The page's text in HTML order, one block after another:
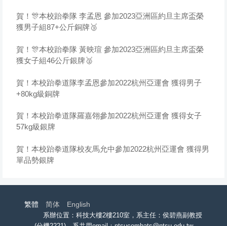
賀！🎊本校跆拳隊 李孟恩 參加2023亞洲區約旦主席盃榮
獲男子組87+公斤銅牌🥉
賀！🎊本校跆拳隊 黃映瑄 參加2023亞洲區約旦主席盃榮
獲女子組46公斤銀牌🥈
賀！本校跆拳道隊李孟恩參加2022杭州亞運會 獲得男子
+80kg級銅牌
賀！本校跆拳道隊羅嘉翎參加2022杭州亞運會 獲得女子
57kg級銀牌
賀！本校跆拳道隊校友馬允中參加2022杭州亞運會 獲得男
單品勢銀牌
繁體 简体 English
系辦位置：科技大樓2樓210室，系主任：侯碧燕副教授